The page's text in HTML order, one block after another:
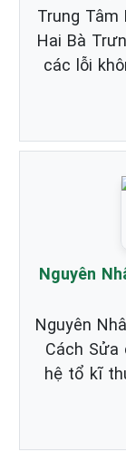
Trung Tâm
Hai Bà
các lỗi
Nguyên
Nguyên
Cách Sửa
hệ tổ kĩ